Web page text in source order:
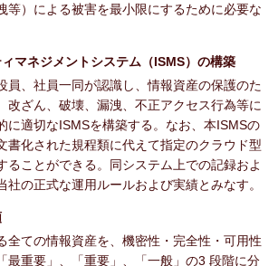
等）による被害を最小限にするために必要な
マネジメントシステム（ISMS）の構築
員、社員一同が認識し、情報資産の保護のた
改ざん、破壊、漏洩、不正アクセス行為等に
に適切なISMSを構築する。なお、本ISMSの
書化された規程類に代えて指定のクラウド型
ることができる。同システム上での記録およ
社の正式な運用ルールおよび実績とみなす。
全ての情報資産を、機密性・完全性・可用性
最重要」、「重要」、「一般」の3 段階に分